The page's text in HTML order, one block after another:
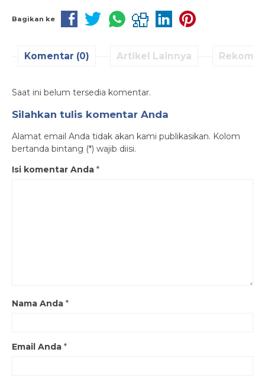
Bagikan ke
Komentar (0) Artikel Lainnya
Saat ini belum tersedia komentar.
Silahkan tulis komentar Anda
Alamat email Anda tidak akan kami publikasikan. Kolom
bertanda bintang (*) wajib diisi.
Isi komentar Anda *
Nama Anda *
Email Anda *